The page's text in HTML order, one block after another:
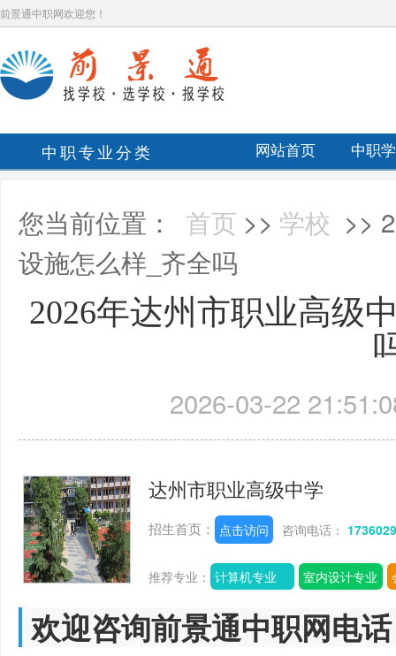
前景通中职网欢迎您！
中职专业分类 网站首页 中职
您当前位置： 首页 >> 学校 >>
设施怎么样_齐全吗
2026年达州市职业高级
2026-03-22
达州市职业高级中学
招生首页： 点击访问 咨询电话：
推荐专业： 计算机专业 室内设计专业
欢迎咨询前景通中职网电